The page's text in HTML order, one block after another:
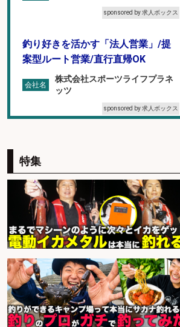
sponsored by 求人ボックス
釣り好きを活かす「法人営業」/提
案型ルート営業/直行直帰OK
会社名
株式会社スポーツライフプラネ
ッツ
sponsored by 求人ボックス
長候補/ライブ感が満載!魚の価値を
上げ、食とエンタメで地域を元気に!
店長候補募集
会社名
魚と肴 いとおかし 魚と肴 いとお
かし
sponsored by 求人ボックス
和食, 居酒屋/キッチンスタッフ/天草
の魚と馬刺しの店 キッチンスタッフ
正社員募集
会社名
天草の魚と馬刺しの店 魚粋 天草
特集